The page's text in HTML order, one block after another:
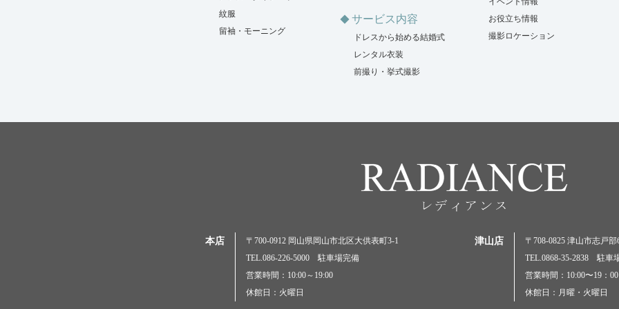
紋服
留袖・モーニング
サービス内容
ドレスから始める結婚式
レンタル衣装
前撮り・挙式撮影
お役立ち情報
撮影ロケーション
本店
〒700-0912 岡山県岡山市北区大供表町3-1
TEL.086-226-5000 駐車場完備
営業時間：10:00～19:00
休館日：火曜日
津山店
〒708-0825 津山市志戸部
TEL.0868-35-2838 駐車
営業時間：10:00〜19：00
休館日：月曜・火曜日